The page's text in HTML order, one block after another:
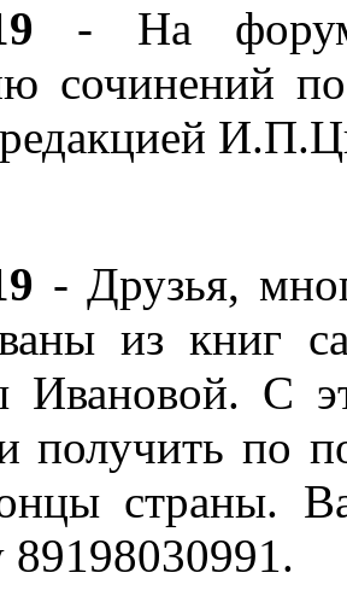
- На
сочинений
редакцией
- Друзья,
из книг
С
и получить по
страны.
89198030991.